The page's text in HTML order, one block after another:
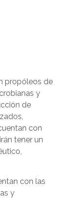
propóleos de
y
de
con
tener un
con las
y